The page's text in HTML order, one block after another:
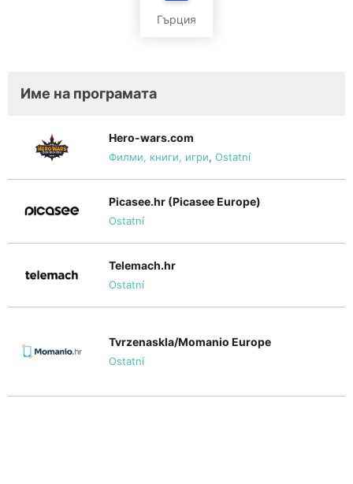
Гърция
Име на програмата
Hero-wars.com
Филми, книги, игри, Ostatní
Picasee.hr (Picasee Europe)
Ostatní
Telemach.hr
Ostatní
Tvrzenaskla/Momanio Europe
Ostatní